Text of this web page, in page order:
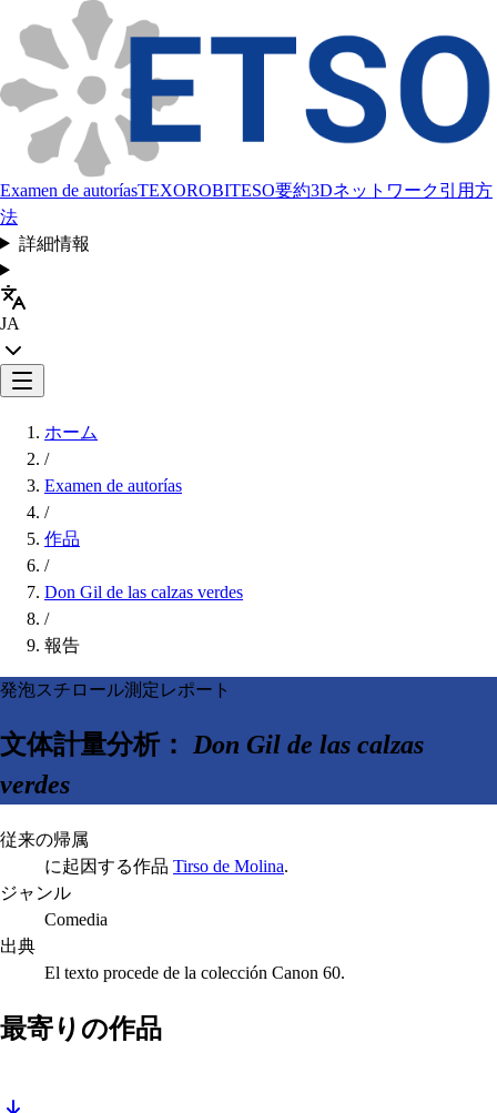
Examen de autoríasTEXOROBITESO要約3Dネットワーク引用方
法
詳細情報
JA
ホーム
/
Examen de autorías
/
作品
/
Don Gil de las calzas verdes
/
報告
発泡スチロール測定レポート
文体計量分析： Don Gil de las calzas
verdes
従来の帰属
に起因する作品 Tirso de Molina.
ジャンル
Comedia
出典
El texto procede de la colección Canon 60.
最寄りの作品